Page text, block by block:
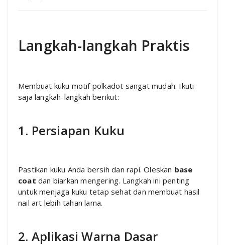
Langkah-langkah Praktis
Membuat kuku motif polkadot sangat mudah. Ikuti
saja langkah-langkah berikut:
1. Persiapan Kuku
Pastikan kuku Anda bersih dan rapi. Oleskan base
coat dan biarkan mengering. Langkah ini penting
untuk menjaga kuku tetap sehat dan membuat hasil
nail art lebih tahan lama.
2. Aplikasi Warna Dasar